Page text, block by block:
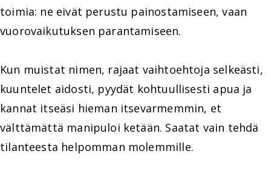
toimia: ne eivät perustu painostamiseen, vaan
vuorovaikutuksen parantamiseen.
Kun muistat nimen, rajaat vaihtoehtoja selkeästi,
kuuntelet aidosti, pyydät kohtuullisesti apua ja
kannat itseäsi hieman itsevarmemmin, et
välttämättä manipuloi ketään. Saatat vain tehdä
tilanteesta helpomman molemmille.